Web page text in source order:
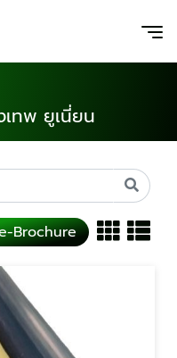
ทพ ยูเนี่ยน
Brochure